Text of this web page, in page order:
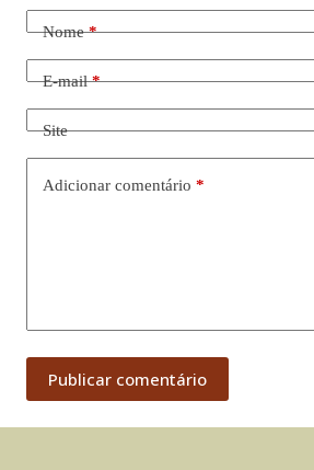
Nome*
E-mail*
Site
Adicionar comentário *
Publicar comentário